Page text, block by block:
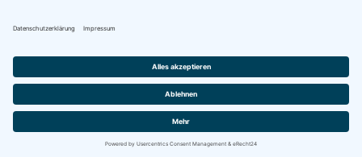
© 2026 - Longboard Kauf - Diese Seite läuft mit dem Affiliate Theme